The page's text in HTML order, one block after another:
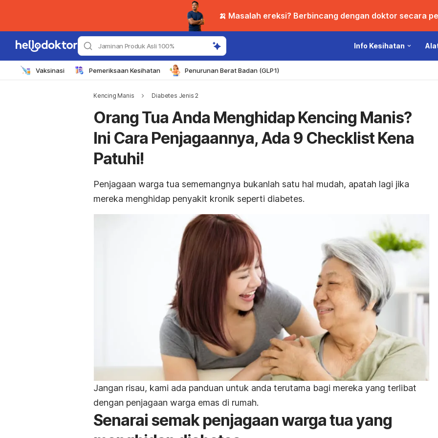
🍌 Masalah ereksi? Berbincang dengan doktor secara
Jaminan Produk Asli 100% Info Kesihatan
Vaksinasi Pemeriksaan Kesihatan Penurunan Berat Badan (GLP1)
Kencing Manis Diabetes Jenis 2
Orang Tua Anda Menghidap Kencing Manis?
Ini Cara Penjagaannya, Ada 9 Checklist Kena
Patuhi!
Penjagaan warga tua sememangnya bukanlah satu hal mudah, apatah lagi jika
mereka menghidap penyakit kronik seperti diabetes.
Jangan risau, kami ada panduan untuk anda terutama bagi mereka yang terlibat
dengan penjagaan warga emas di rumah.
Senarai semak penjagaan warga tua yang